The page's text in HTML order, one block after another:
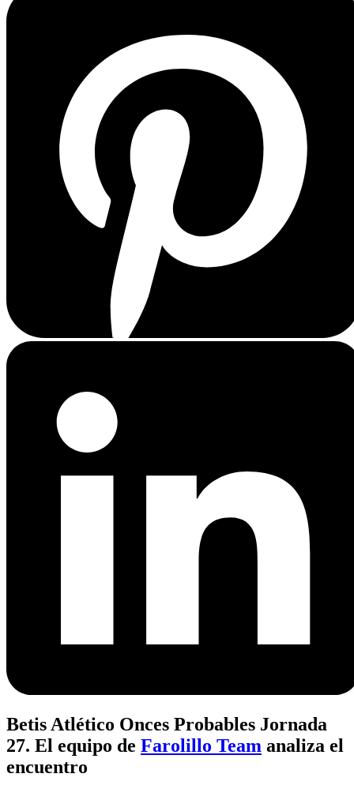
Betis Atlético Onces Probables Jornada
27. El equipo de Farolillo Team analiza el
encuentro